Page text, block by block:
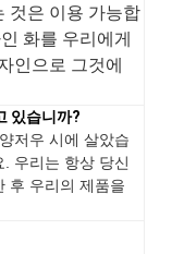
것은 이용 가능합
화를 우리에게
인으로 그것에
있습니까?
저우 시에 살았습
우리는 항상 당신
후 우리의 제품을